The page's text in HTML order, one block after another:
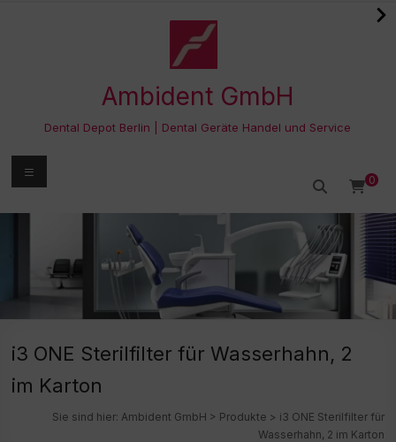
Ambident GmbH
Dental Depot Berlin | Dental Geräte Handel und Service
0
Menü
i3 ONE Sterilfilter für Wasserhahn, 2
im Karton
Sie sind hier: Ambident GmbH > Produkte > i3 ONE Sterilfilter für
Wasserhahn, 2 im Karton